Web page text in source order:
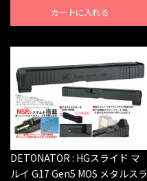
カートに入れる
DETONATOR : HGスライド マ
ルイ G17 Gen5 MOS メタルスラ